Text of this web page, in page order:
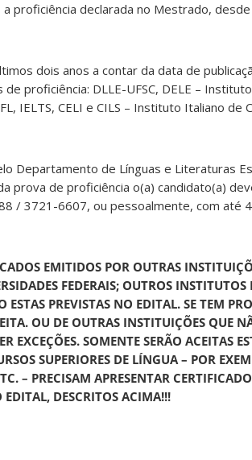
proficiência declarada no Mestrado,
dois anos a contar da data de
proficiência: DLLE-UFSC, DELE –
IELTS, CELI e CILS – Instituto Italiano de
de Línguas e Literaturas
prova de proficiência o(a) candidato(a)
/ 3721-6607, ou pessoalmente, com até
EMITIDOS POR OUTRAS
FEDERAIS; OUTROS
PREVISTAS NO EDITAL. SE TEM
OU DE OUTRAS INSTITUIÇÕES QUE
EXCEÇÕES. SOMENTE SERÃO ACEITAS
SUPERIORES DE LÍNGUA – POR
– PRECISAM APRESENTAR
EDITAL, DESCRITOS ACIMA!!!